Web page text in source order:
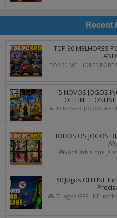
Recent
TOP 30 MELHORES
TOP 30 MELHORES
15 NOVOS JOGOS
OFFLINE E
🔥 15 NOVOS JOGOS
TODOS OS JOGOS
🎮Você sabia que já
50 Jogos OFFLINE
🎮 50 Jogos OFFLINE